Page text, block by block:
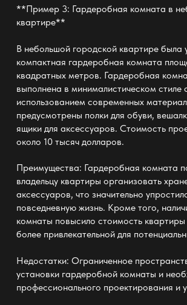
**Пример 3: Гардеробная комната в
квартире**
В небольшой городской квартире была
компактная гардеробная комната
квадратных метров. Гардеробная
выполнена в минималистическом стиле
использованием современных
предусмотрены полки для обуви,
ящики для аксессуаров. Стоимость
около 10 тысяч долларов.
Преимущества: Гардеробная комната
владельцу квартиры организовать
аксессуаров, что значительно
повседневную жизнь. Кроме того,
комнаты повысило стоимость квартиры
более привлекательной для
Недостатки: Ограниченное
установки гардеробной комнаты и
профессионального проектирования и